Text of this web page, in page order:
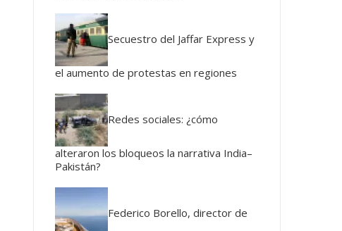
Secuestro del Jaffar Express y
el aumento de protestas en regiones
Redes sociales: ¿cómo
alteraron los bloqueos la narrativa India–
Pakistán?
Federico Borello, director de